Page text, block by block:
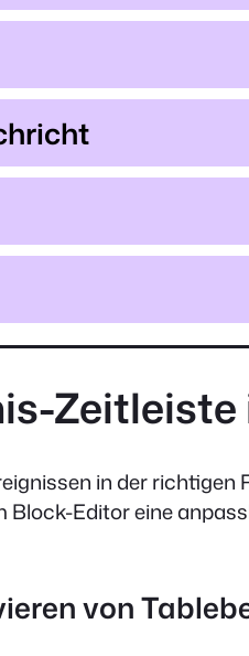
in der richtigen
Block-Editor eine
von